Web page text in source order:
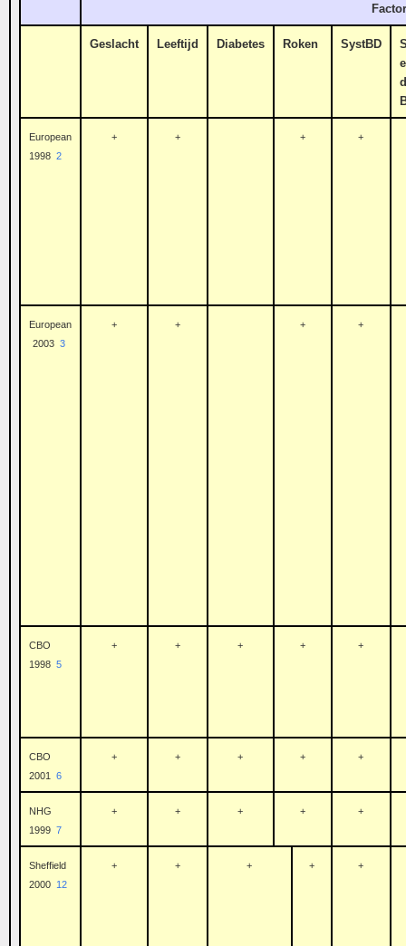
Geslacht Leeftijd Diabetes Roken SystBD
European
1998 2
+ + + +
European
2003 3
+ + + +
CBO
1998 5
+ + + + +
CBO
2001
6
+ + + + +
NHG
1999 7
+ + + + +
Sheffield
2000 12
+ + + + +